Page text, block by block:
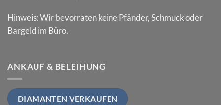
Hinweis: Wir bevorraten keine Pfänder, Schmuck oder
Bargeld im Büro.
ANKAUF & BELEIHUNG
DIAMANTEN VERKAUFEN